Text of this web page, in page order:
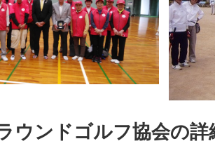
ウンドゴルフ協会の詳